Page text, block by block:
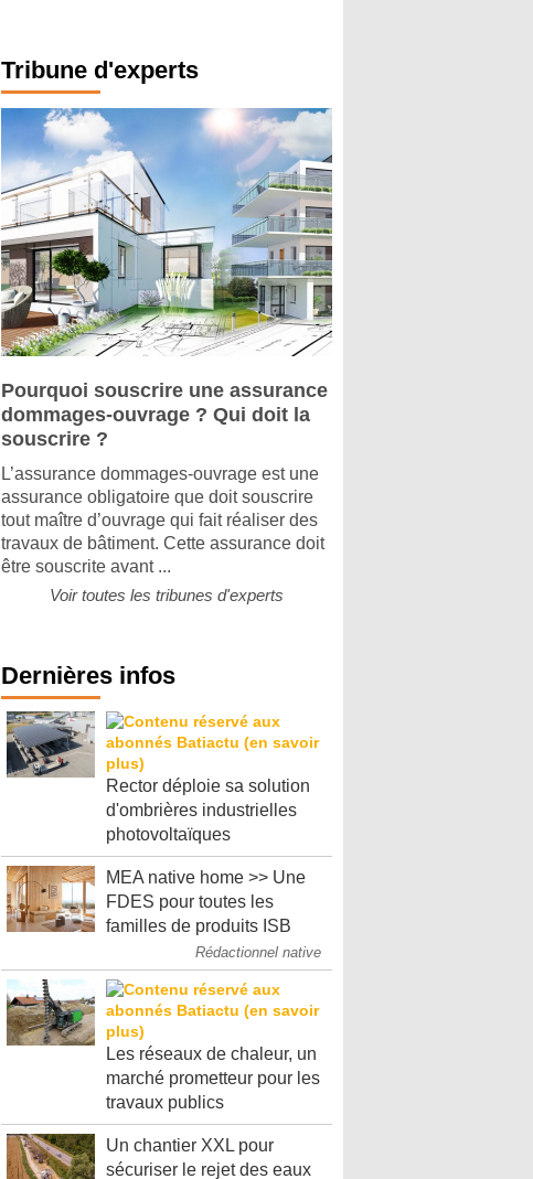
Tribune d'experts
Pourquoi souscrire une assurance
dommages-ouvrage ? Qui doit la
souscrire ?
L’assurance dommages-ouvrage est une
assurance obligatoire que doit souscrire
tout maître d’ouvrage qui fait réaliser des
travaux de bâtiment. Cette assurance doit
être souscrite avant ...
Voir toutes les tribunes d'experts
Dernières infos
Rector déploie sa solution
d'ombrières industrielles
photovoltaïques
MEA native home >> Une
FDES pour toutes les
familles de produits ISB
Rédactionnel native
Les réseaux de chaleur, un
marché prometteur pour les
travaux publics
Un chantier XXL pour
sécuriser le rejet des eaux